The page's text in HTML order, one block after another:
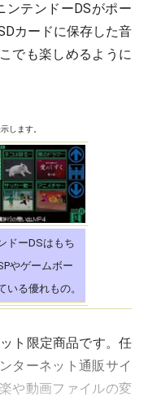
ンテンドーDSがポー
カードに保存した音
でも楽しめるように
します。
ドーDSはもち
やゲームボー
る優れもの。
ト限定商品です。任
ターネット通販サイ
や動画ファイルの変